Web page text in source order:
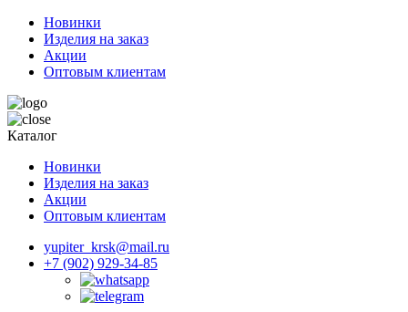
Новинки
Изделия на заказ
Акции
Оптовым клиентам
Каталог
Новинки
Изделия на заказ
Акции
Оптовым клиентам
yupiter_krsk@mail.ru
+7 (902) 929-34-85